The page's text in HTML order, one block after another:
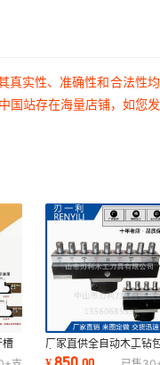
真实性、准确性和合法性
国站存在海量店铺，如您
槽
厂
厂家直供全自动木工钻
多孔钻机木工钻孔配件